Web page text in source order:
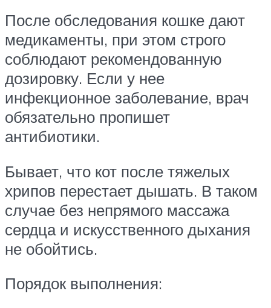
После обследования кошке дают
медикаменты, при этом строго
соблюдают рекомендованную
дозировку. Если у нее
инфекционное заболевание, врач
обязательно пропишет
антибиотики.
Бывает, что кот после тяжелых
хрипов перестает дышать. В таком
случае без непрямого массажа
сердца и искусственного дыхания
не обойтись.
Порядок выполнения: